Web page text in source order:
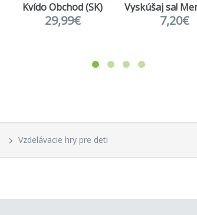
Kvído Obchod (SK)
29,99€ 7,20€
Vzdelávacie hry pre deti